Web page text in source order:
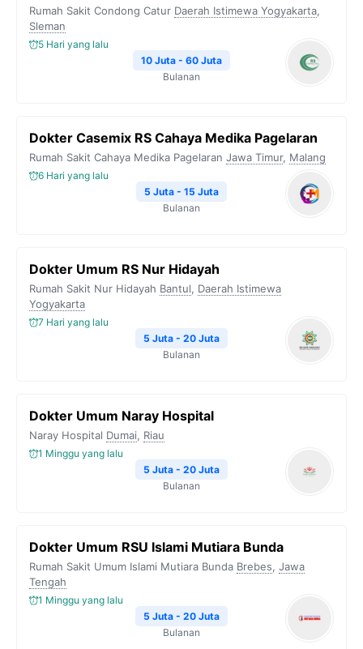
Rumah Sakit Condong Catur Daerah Istimewa Yogyakarta,
Sleman
5 Hari yang lalu
10 Juta - 60 Juta
Bulanan
Dokter Casemix RS Cahaya Medika Pagelaran
Rumah Sakit Cahaya Medika Pagelaran Jawa Timur, Malang
6 Hari yang lalu
5 Juta - 15 Juta
Bulanan
Dokter Umum RS Nur Hidayah
Rumah Sakit Nur Hidayah Bantul, Daerah Istimewa
Yogyakarta
7 Hari yang lalu
5 Juta - 20 Juta
Bulanan
Dokter Umum Naray Hospital
Naray Hospital Dumai, Riau
1 Minggu yang lalu
5 Juta - 20 Juta
Bulanan
Dokter Umum RSU Islami Mutiara Bunda
Rumah Sakit Umum Islami Mutiara Bunda Brebes, Jawa
Tengah
1 Minggu yang lalu
5 Juta - 20 Juta
Bulanan